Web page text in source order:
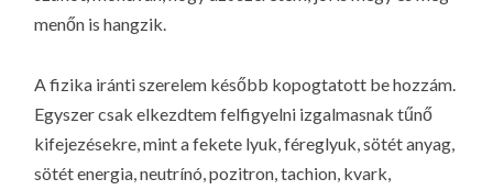
menőn is hangzik.
A fizika iránti szerelem később kopogtatott be hozzám.
Egyszer csak elkezdtem felfigyelni izgalmasnak tűnő
kifejezésekre, mint a fekete lyuk, féreglyuk, sötét anyag,
sötét energia, neutrínó, pozitron, tachion, kvark,